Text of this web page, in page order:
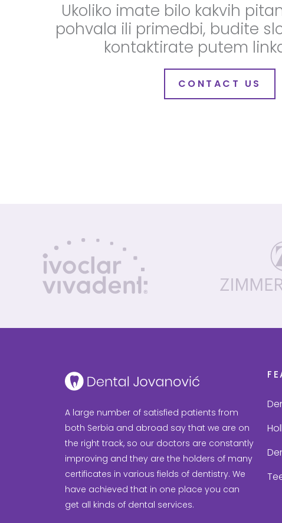
Ukoliko imate bilo kakvih
pohvala ili primedbi, budite
kontaktirate putem
CONTACT US
A large number of satisfied patients from
both Serbia and abroad say that we are on
the right track, so our doctors are constantly
improving and they are the holders of many
certificates in various fields of dentistry. We
have achieved that in one place you can
get all kinds of dental services.